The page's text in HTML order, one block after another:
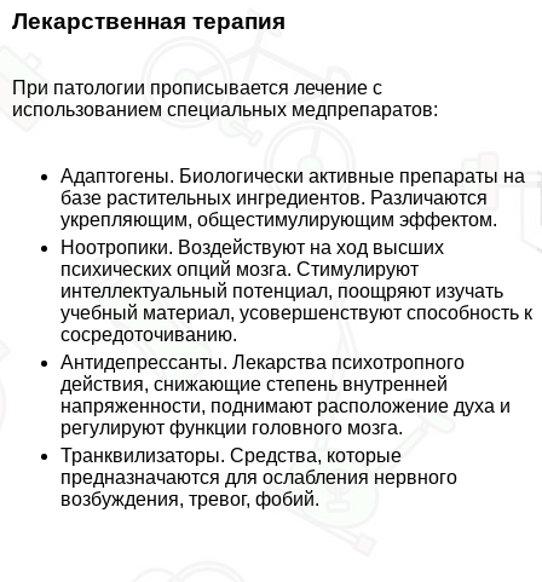
Лекарственная терапия
При патологии прописывается лечение с
использованием специальных медпрепаратов:
Адаптогены. Биологически активные препараты на
базе растительных ингредиентов. Различаются
укрепляющим, общестимулирующим эффектом.
Ноотропики. Воздействуют на ход высших
психических опций мозга. Стимулируют
интеллектуальный потенциал, поощряют изучать
учебный материал, усовершенствуют способность к
сосредоточиванию.
Антидепрессанты. Лекарства психотропного
действия, снижающие степень внутренней
напряженности, поднимают расположение духа и
регулируют функции головного мозга.
Транквилизаторы. Средства, которые
предназначаются для ослабления нервного
возбуждения, тревог, фобий.